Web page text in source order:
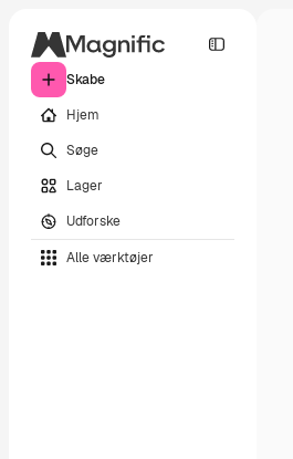
Skabe
Hjem
Søge
Lager
Udforske
Alle værktøjer